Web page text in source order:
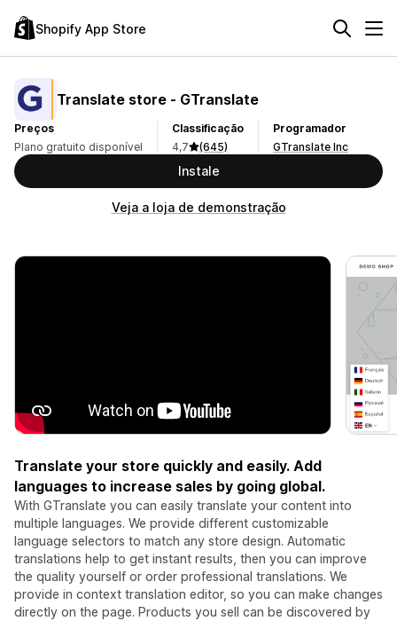
Shopify App Store
Translate store ‑ GTranslate
Preços
Plano gratuito disponível
Classificação
4,7
(645)
Programador
GTranslate Inc
Instale
Veja a loja de demonstração
Translate your store quickly and easily. Add
languages to increase sales by going global.
With GTranslate you can easily translate your content into
multiple languages. We provide different customizable
language selectors to match any store design. Automatic
translations help to get instant results, then you can improve
the quality yourself or order professional translations. We
provide in context translation editor, so you can make changes
directly on the page. Products you sell can be discovered by